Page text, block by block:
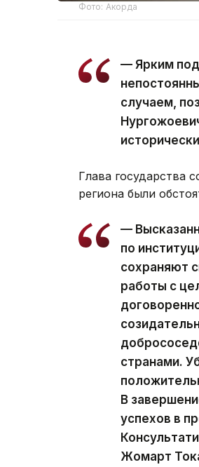
Фото: Акорда
— Ярким
случаем,
Глава государства
региона были
—
по
сохраняют
работы с
странами.
В
успехов в
Жомарт